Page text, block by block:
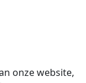
onze website,